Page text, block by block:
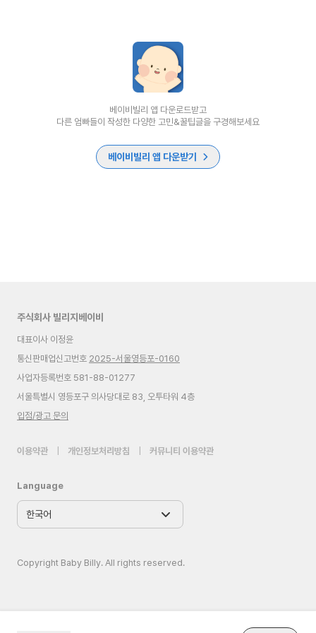
베이비빌리 앱 다운로드받고
다른 엄빠들이 작성한 다양한 고민&꿀팁글을 구경해보세요
베이비빌리 앱 다운받기
주식회사 빌리지베이비
대표이사 이정윤
통신판매업신고번호 2025-서울영등포-0160
사업자등록번호 581-88-01277
서울특별시 영등포구 의사당대로 83, 오투타워 4층
입점/광고 문의
이용약관 개인정보처리방침 커뮤니티 이용약관
Language
Copyright Baby Billy. All rights reserved.